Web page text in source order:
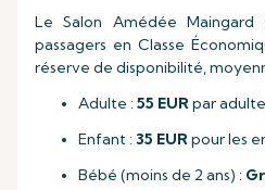
Le Salon Amédée Maingard
passagers en Classe
réserve de disponibilité,
Adulte :55 EURpar adulte
Enfant :35 EURpour les
Bébé (moins de 2 ans) :